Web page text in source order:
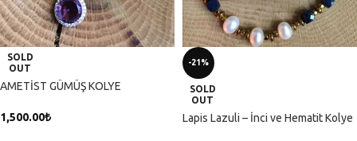
SOLD
OUT
AMETİST GÜMÜŞ KOLYE
1,500.00₺
-21%
SOLD
OUT
Lapis Lazuli – İnci ve Hematit Kolye